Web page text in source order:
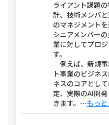
ライアント課題
計、技術メンバ
のマネジメント
シニアメンバー
業に対してプロ
す。
例えば、新規
ト事業のビジネ
ネスのコアとし
定、実際のAI開
きます。 ⋯もっと